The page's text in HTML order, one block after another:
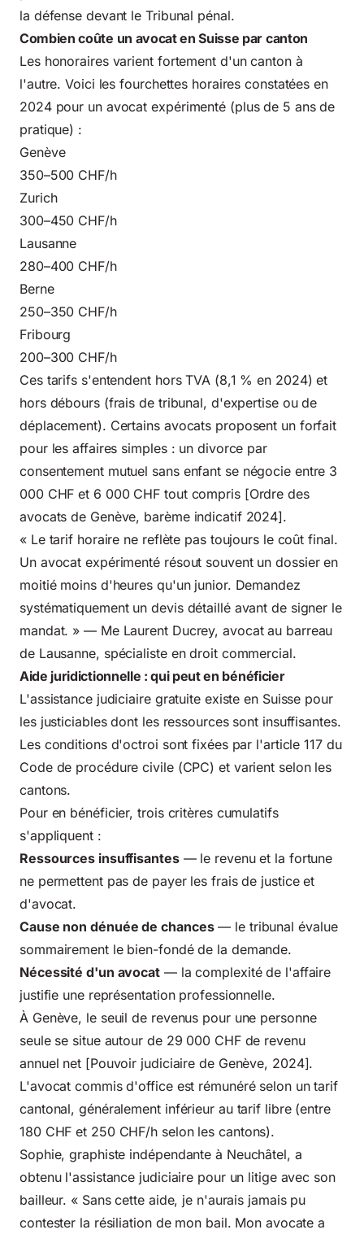
la défense devant le Tribunal pénal.
Combien coûte un avocat en Suisse par canton
Les honoraires varient fortement d'un canton à
l'autre. Voici les fourchettes horaires constatées en
2024 pour un avocat expérimenté (plus de 5 ans de
pratique) :
Genève
350–500 CHF/h
Zurich
300–450 CHF/h
Lausanne
280–400 CHF/h
Berne
250–350 CHF/h
Fribourg
200–300 CHF/h
Ces tarifs s'entendent hors TVA (8,1 % en 2024) et
hors débours (frais de tribunal, d'expertise ou de
déplacement). Certains avocats proposent un forfait
pour les affaires simples : un divorce par
consentement mutuel sans enfant se négocie entre 3
000 CHF et 6 000 CHF tout compris [Ordre des
avocats de Genève, barème indicatif 2024].
« Le tarif horaire ne reflète pas toujours le coût final.
Un avocat expérimenté résout souvent un dossier en
moitié moins d'heures qu'un junior. Demandez
systématiquement un devis détaillé avant de signer le
mandat. » — Me Laurent Ducrey, avocat au barreau
de Lausanne, spécialiste en droit commercial.
Aide juridictionnelle : qui peut en bénéficier
L'assistance judiciaire gratuite existe en Suisse pour
les justiciables dont les ressources sont insuffisantes.
Les conditions d'octroi sont fixées par l'article 117 du
Code de procédure civile (CPC) et varient selon les
cantons.
Pour en bénéficier, trois critères cumulatifs
s'appliquent :
Ressources insuffisantes— le revenu et la fortune
ne permettent pas de payer les frais de justice et
d'avocat.
Cause non dénuée de chances— le tribunal évalue
sommairement le bien-fondé de la demande.
Nécessité d'un avocat— la complexité de l'affaire
justifie une représentation professionnelle.
À Genève, le seuil de revenus pour une personne
seule se situe autour de 29 000 CHF de revenu
annuel net [Pouvoir judiciaire de Genève, 2024].
L'avocat commis d'office est rémunéré selon un tarif
cantonal, généralement inférieur au tarif libre (entre
180 CHF et 250 CHF/h selon les cantons).
Sophie, graphiste indépendante à Neuchâtel, a
obtenu l'assistance judiciaire pour un litige avec son
bailleur. « Sans cette aide, je n'aurais jamais pu
contester la résiliation de mon bail. Mon avocate a